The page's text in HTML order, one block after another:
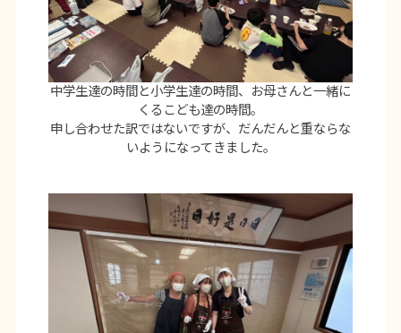
中学生達の時間と小学生達の時間、お母さんと一緒に
くるこども達の時間。
申し合わせた訳ではないですが、だんだんと重ならな
いようになってきました。